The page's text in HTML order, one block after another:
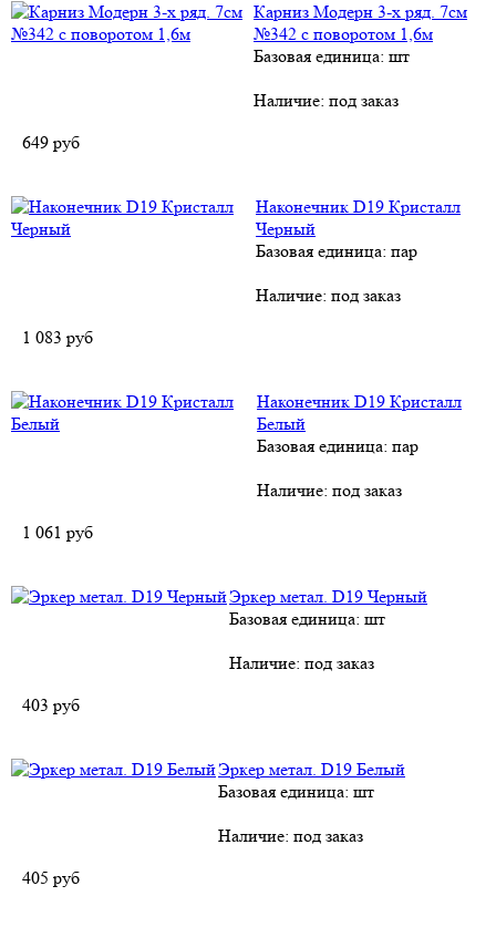
Карниз Модерн 3-х ряд. 7см
№342 с поворотом 1,6м
Базовая единица: шт
Наличие: под заказ
649 руб
Наконечник D19 Кристалл
Черный
Базовая единица: пар
Наличие: под заказ
1 083 руб
Наконечник D19 Кристалл
Белый
Базовая единица: пар
Наличие: под заказ
1 061 руб
Эркер метал. D19 Черный
Базовая единица: шт
Наличие: под заказ
403 руб
Эркер метал. D19 Белый
Базовая единица: шт
Наличие: под заказ
405 руб